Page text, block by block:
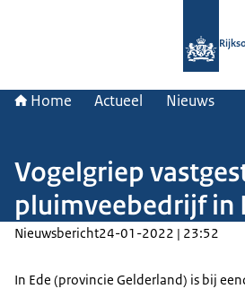
Home Actueel Nieuws
Vogelgriep
pluimveebedrijf in
Nieuwsbericht24-01-2022 | 23:52
In Ede (provincie Gelderland) is bij